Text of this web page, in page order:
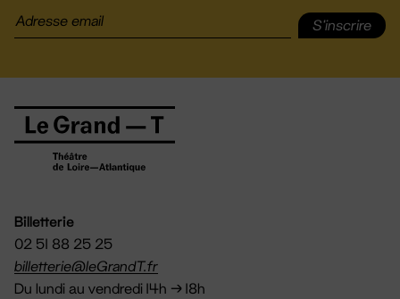
S'inscrire
Billetterie
02 51 88 25 25
billetterie@leGrandT.fr
Du lundi au vendredi 14h → 18h